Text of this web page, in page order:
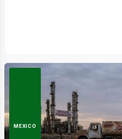
MEXICO